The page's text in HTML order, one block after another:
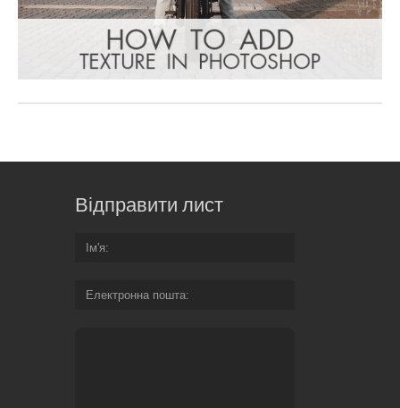
Відправити лист
Ім'я
Електронна пошта